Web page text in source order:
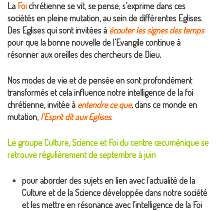
La Foichrétienne se vit, se pense, s’exprime dans ces
sociétés en pleine mutation, au sein de différentes Eglises.
Des Eglises qui sont invitées à écouter les signes des temps
pour que la bonne nouvelle de l’Evangile continue à
résonner aux oreilles des chercheurs de Dieu.
Nos modes de vie et de pensée en sont profondément
transformés et cela influence notre intelligence de la foi
chrétienne, invitée à entendre ce que,dans ce monde en
mutation, l’Esprit dit aux Eglises.
Le groupe Culture, Science et Foi du centre œcuménique se
retrouve régulièrement de septembre à juin
pour aborder des sujets en lien avec l’actualité de la
Culture et de la Science développée dans notre société
et les mettre en résonance avec l’intelligence de la Foi